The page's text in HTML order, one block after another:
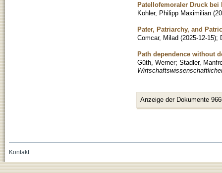
Patellofemoraler Druck
Kohler, Philipp Maximilian (
Pater, Patriarchy, and
Comcar, Milad (2025-12-15);
Path dependence without
Güth, Werner; Stadler,
Anzeige der Dokumente
Kontakt